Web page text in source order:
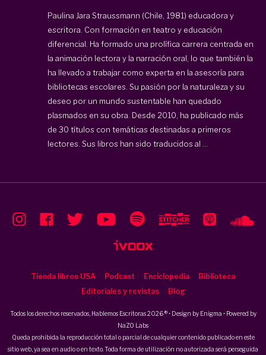
Paulina Jara Straussmann (Chile, 1981) educadora y
escritora. Con formación en teatro y educación
diferencial. Ha formado una prolífica carrera centrada en
la animación lectora y la narración oral, lo que también la
ha llevado a trabajar como experta en la asesoría para
bibliotecas escolares. Su pasión por la naturaleza y su
deseo por un mundo sustentable han quedado
plasmados en su obra. Desde 2010, ha publicado más
de 30 títulos con temáticas destinadas a primeros
lectores. Sus libros han sido traducidos al ...
Tienda libros USA Podcast Enciclopedia
Biblioteca
Editoriales y revistas
Blog
Todos los derechos reservados, Hablemos Escritoras 2026 ® • Design by Enigma • Powered by
NaZO Labs
Queda prohibida la reproducción total o parcial de cualquier contenido publicado en este
sitio web, ya sea en audio o en texto. Toda forma de utilización no autorizada será perseguida